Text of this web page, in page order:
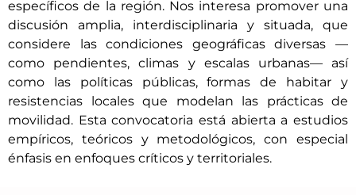
específicos de la región. Nos interesa promover una
discusión amplia, interdisciplinaria y situada, que
considere las condiciones geográficas diversas —
como pendientes, climas y escalas urbanas— así
como las políticas públicas, formas de habitar y
resistencias locales que modelan las prácticas de
movilidad. Esta convocatoria está abierta a estudios
empíricos, teóricos y metodológicos, con especial
énfasis en enfoques críticos y territoriales.